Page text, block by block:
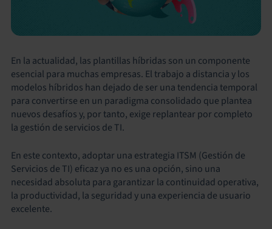
En la actualidad, las plantillas híbridas son un componente
esencial para muchas empresas. El trabajo a distancia y los
modelos híbridos han dejado de ser una tendencia temporal
para convertirse en un paradigma consolidado que plantea
nuevos desafíos y, por tanto, exige replantear por completo
la gestión de servicios de TI.
En este contexto, adoptar una estrategia ITSM (Gestión de
Servicios de TI) eficaz ya no es una opción, sino una
necesidad absoluta para garantizar la continuidad operativa,
la productividad, la seguridad y una experiencia de usuario
excelente.